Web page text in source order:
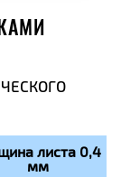
листа 0,4
мм